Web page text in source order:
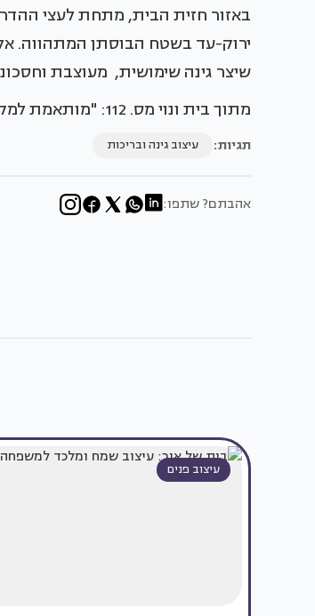
באזור חזית הבית, מתחת לעצי
ירוק-עד בשטח הבוסתן המתהווה.
שיצר גינה שימושית, מעוצבת
מתוך בית ונוי מס. 112: "מותאמת למקומה"
תגיות: עיצוב גינה ובריכות
אהבתם? שתפו:
עיצוב פנים